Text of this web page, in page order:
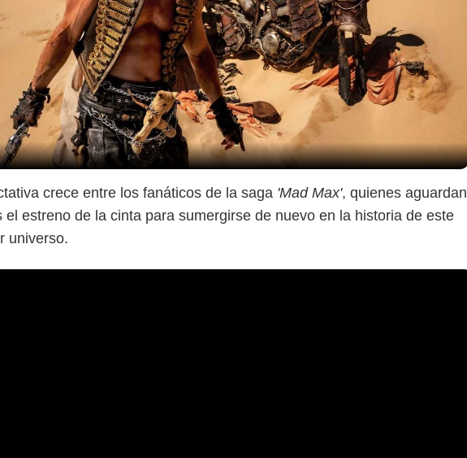
crece entre los fanáticos de la saga 'Mad Max', quienes aguardan
el estreno de la cinta para sumergirse de nuevo en la historia de este
universo.